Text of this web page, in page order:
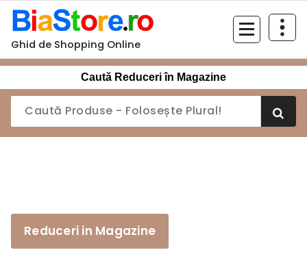
Sari
conținut
Ghid de Shopping Online
Caută Reduceri în Magazine
Reduceri in Magazine